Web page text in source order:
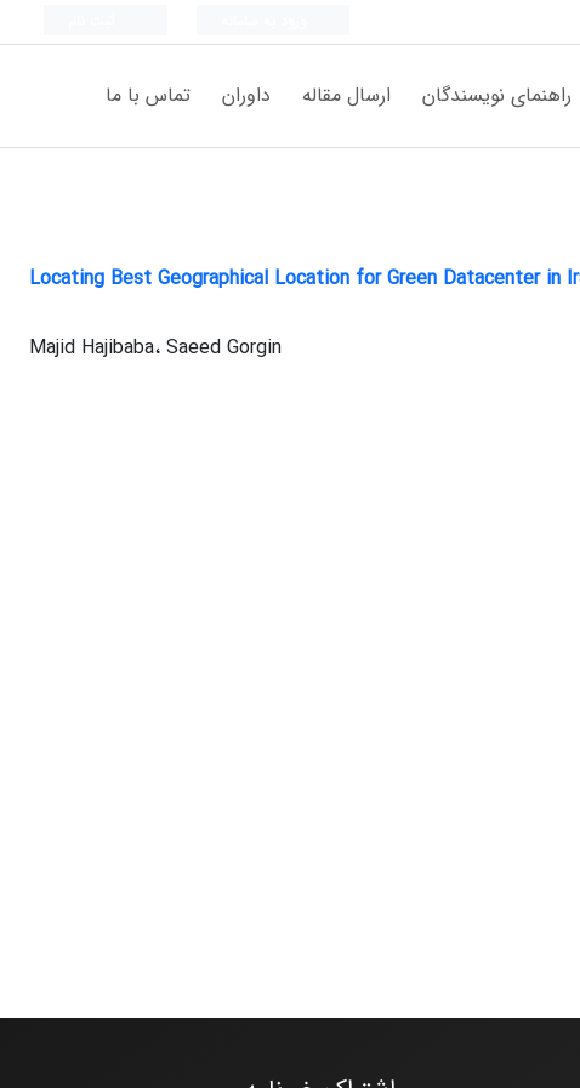
راهنمای نویسندگان ارسال مقاله داوران تماس با ما
Locating Best Geographical Location for Green Datacenter
Majid Hajibaba، Saeed Gorgin